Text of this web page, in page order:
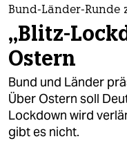
themen
politik
öko
gesellschaft
kultur
Bund-Länder-Runde
„Blitz-
Ostern
Bund und Länder
Über Ostern soll
Lockdown wird
gibt es nicht.